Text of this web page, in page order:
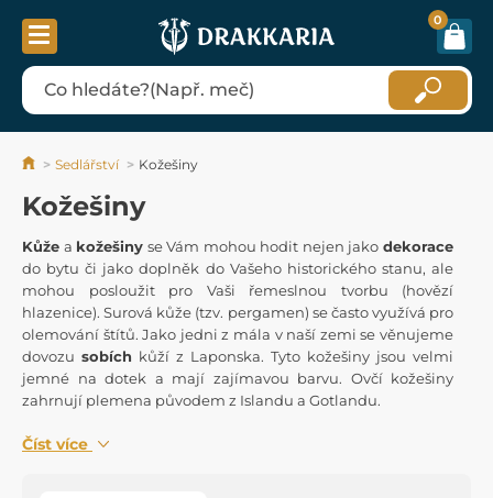
0
Sedlářství Kožešiny
Kožešiny
Kůže a kožešiny se Vám mohou hodit nejen jakodekorace
do bytu či jako doplněk do Vašeho historického stanu, ale
mohou posloužit pro Vaši řemeslnou tvorbu (hovězí
hlazenice). Surová kůže (tzv. pergamen) se často využívá pro
olemování štítů. Jako jedni z mála v naší zemi se věnujeme
dovozu sobích kůží z Laponska. Tyto kožešiny jsou velmi
jemné na dotek a mají zajímavou barvu. Ovčí kožešiny
zahrnují plemena původem z Islandu a Gotlandu.
Číst více